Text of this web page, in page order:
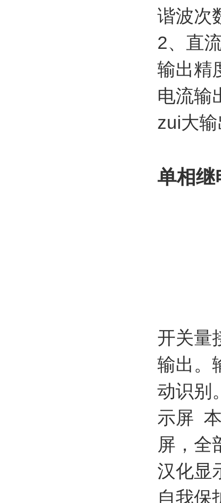
谐波次
2、直
输出精
电流输
zui大
单相继
开关量
输出。
动识别
示屏
屏，全
汉化显
自我保